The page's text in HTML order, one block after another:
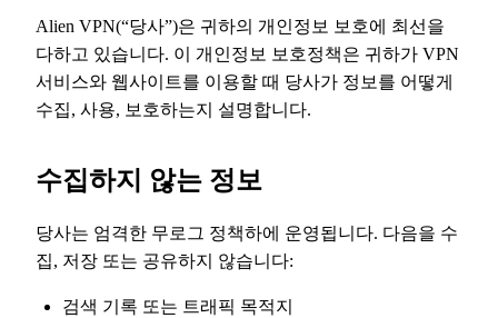
Alien VPN(“당사”)은 귀하의 개인정보 보호에 최선을
다하고 있습니다. 이 개인정보 보호정책은 귀하가 VPN
서비스와 웹사이트를 이용할 때 당사가 정보를 어떻게
수집, 사용, 보호하는지 설명합니다.
수집하지 않는 정보
당사는 엄격한 무로그 정책하에 운영됩니다. 다음을 수
집, 저장 또는 공유하지 않습니다:
검색 기록 또는 트래픽 목적지